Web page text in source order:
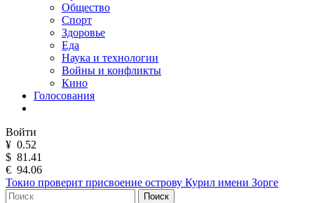
Общество
Спорт
Здоровье
Еда
Наука и технологии
Войны и конфликты
Кино
Голосования
Войти
¥ 0.52
$ 81.41
€ 94.06
Токио проверит присвоение острову Курил имени Зорге
Поиск